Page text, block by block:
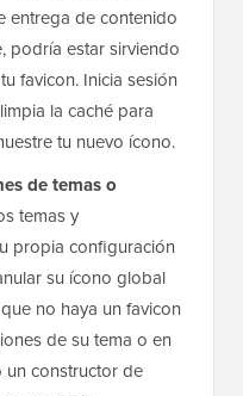
tienden a
de favicon de forma
lacaché de tu
página conCtrl + F5
Shift + R (Mac).
Si tu sitio está
de contenido
podría estar sirviendo
favicon. Inicia sesión
la caché para
tu nuevo ícono.
de temas o